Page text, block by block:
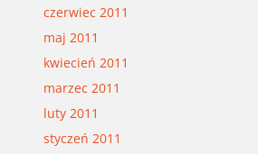
czerwiec 2011
maj 2011
kwiecień 2011
marzec 2011
luty 2011
styczeń 2011